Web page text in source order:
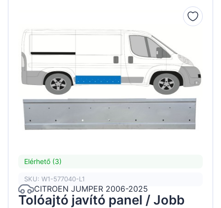
Elérhető (3)
SKU: W1-577040-L1
CITROEN JUMPER 2006-2025
Tolóajtó javító panel / Jobb